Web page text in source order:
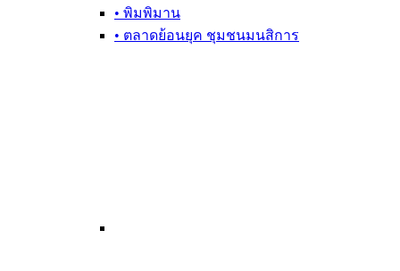
• พิมพิมาน
• ตลาดย้อนยุค ชุมชนมนสิการ